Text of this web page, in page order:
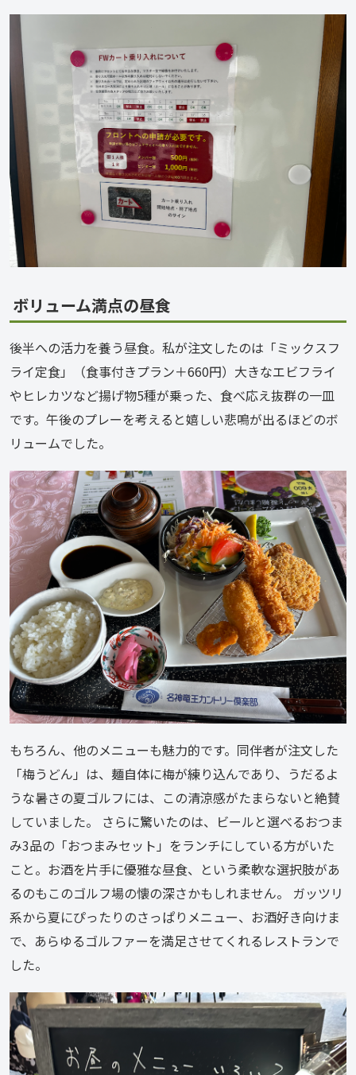
ボリューム満点の昼食
後半への活力を養う昼食。私が注文したのは「ミックスフ
ライ定食」（食事付きプラン＋660円）大きなエビフライ
やヒレカツなど揚げ物5種が乗った、食べ応え抜群の一皿
です。午後のプレーを考えると嬉しい悲鳴が出るほどのボ
リュームでした。
もちろん、他のメニューも魅力的です。同伴者が注文した
「梅うどん」は、麺自体に梅が練り込んであり、うだるよ
うな暑さの夏ゴルフには、この清涼感がたまらないと絶賛
していました。 さらに驚いたのは、ビールと選べるおつま
み3品の「おつまみセット」をランチにしている方がいた
こと。お酒を片手に優雅な昼食、という柔軟な選択肢があ
るのもこのゴルフ場の懐の深さかもしれません。 ガッツリ
系から夏にぴったりのさっぱりメニュー、お酒好き向けま
で、あらゆるゴルファーを満足させてくれるレストランで
した。